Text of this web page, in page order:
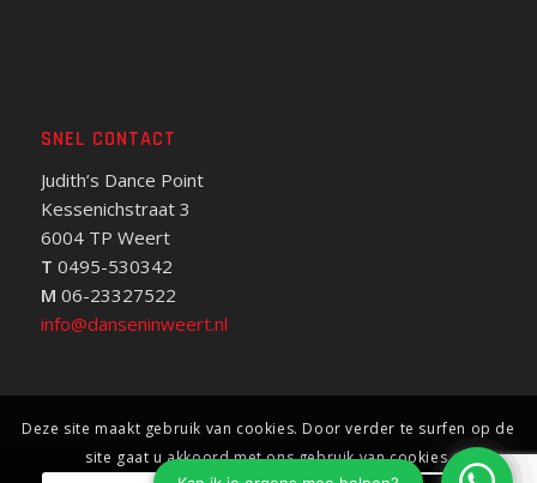
SNEL CONTACT
Judith’s Dance Point
Kessenichstraat 3
6004 TP Weert
T 0495-530342
M 06-23327522
info@danseninweert.nl
Deze site maakt gebruik van cookies. Door verder te surfen op de
site gaat u akkoord met ons gebruik van cookies.